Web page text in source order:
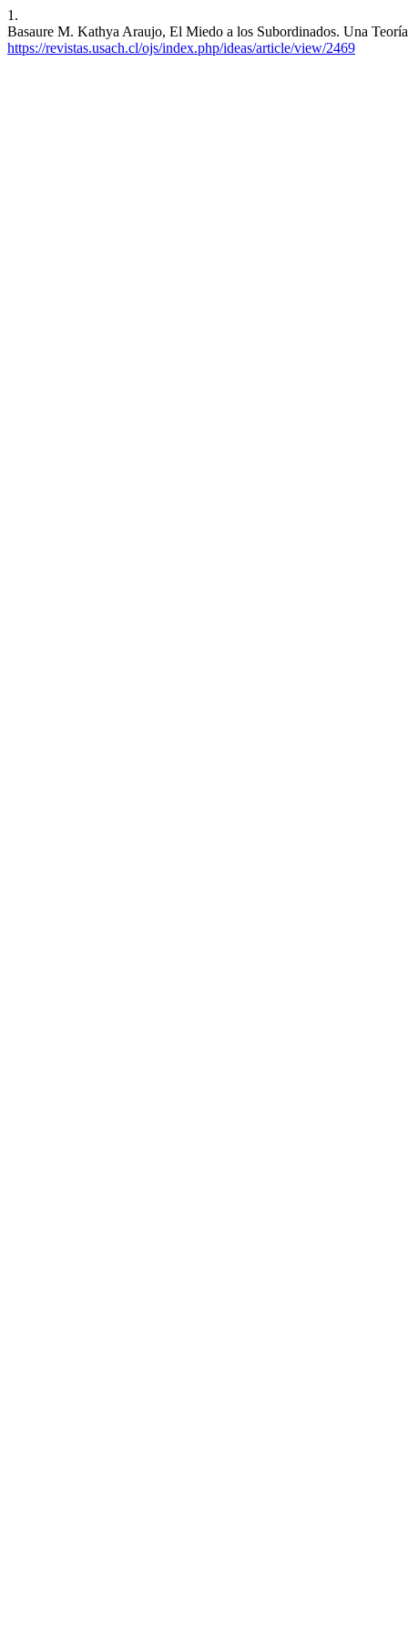
1.
Basaure M. Kathya Araujo, El Miedo a los Subordinados. Una
https://revistas.usach.cl/ojs/index.php/ideas/article/view/2469